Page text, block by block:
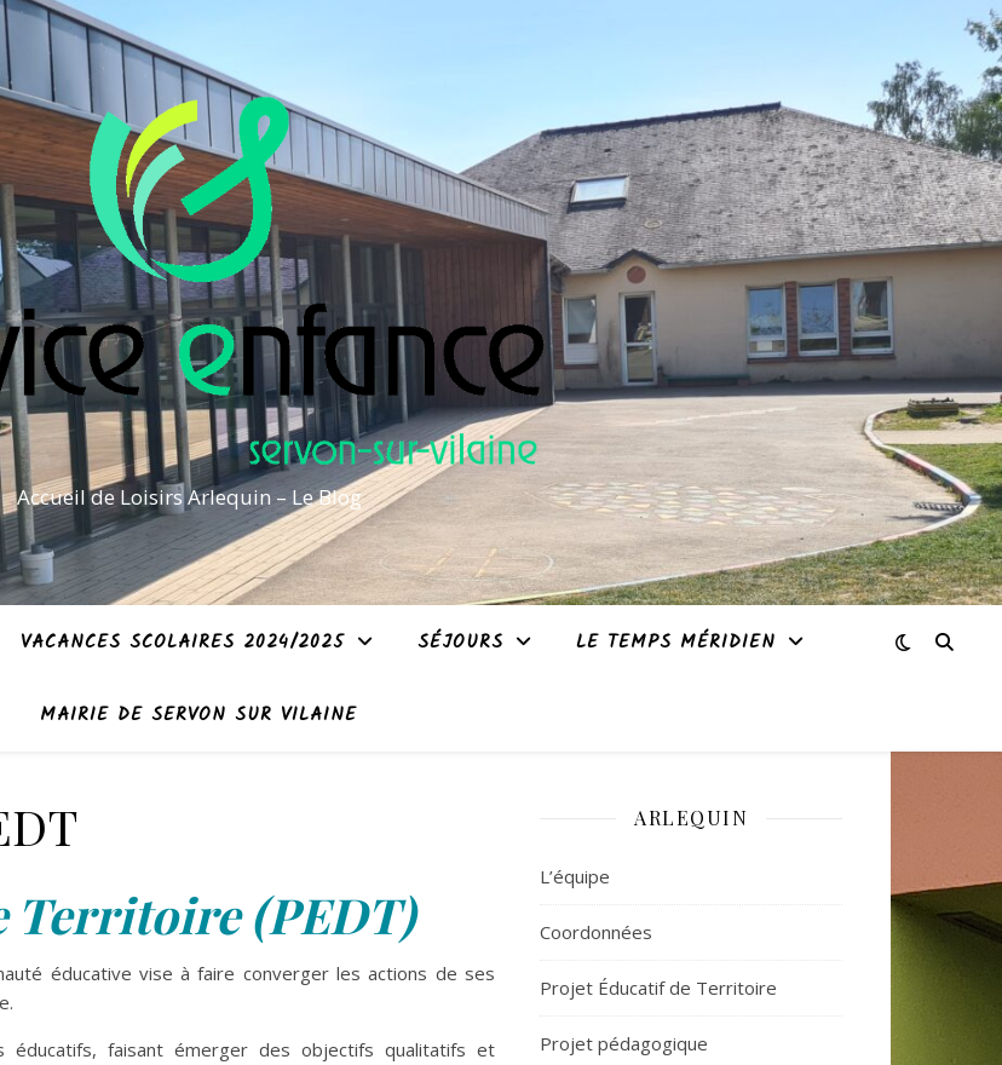
Accueil de Loisirs Arlequin – Le Blog
VACANCES SCOLAIRES 2024/2025 SÉJOURS LE TEMPS MÉRIDIEN
MAIRIE DE SERVON SUR VILAINE
Territoire (PEDT)
éducative vise à faire converger les actions de ses
éducatifs, faisant émerger des objectifs qualitatifs et
ARLEQUIN
L’équipe
Coordonnées
Projet Éducatif de Territoire
Projet pédagogique